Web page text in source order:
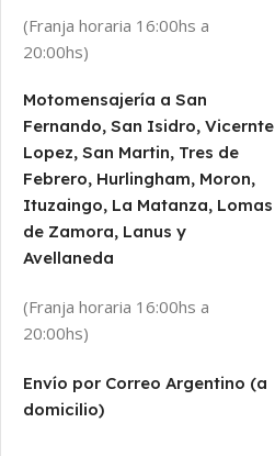
(Franja horaria 16:00hs a
20:00hs)
Motomensajería a San
Fernando, San Isidro, Vicernte
Lopez, San Martin, Tres de
Febrero, Hurlingham, Moron,
Ituzaingo, La Matanza, Lomas
de Zamora, Lanus y
Avellaneda
(Franja horaria 16:00hs a
20:00hs)
Envío por Correo Argentino (a
domicilio)